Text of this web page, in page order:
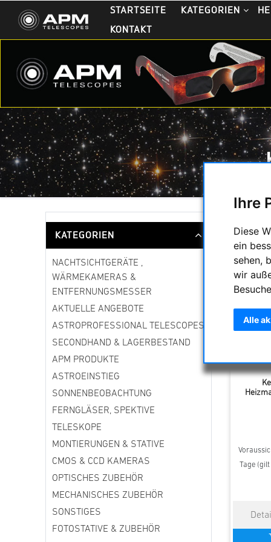
Ihre
Diese
ein
sehen,
wir
Alle
STARTSEITE KATEGORIEN
KONTAKT
KATEGORIEN
NACHTSICHTGERÄTE ,
WÄRMEKAMERAS &
ENTFERNUNGSMESSER
AKTUELLE ANGEBOTE
ASTROPROFESSIONAL TELESCOPES
SECONDHAND & LAGERBESTAND
APM PRODUKTE
ASTROEINSTIEG
SONNENBEOBACHTUNG
FERNGLÄSER, SPEKTIVE
TELESKOPE
MONTIERUNGEN & STATIVE
CMOS & CCD KAMERAS
OPTISCHES ZUBEHÖR
MECHANISCHES ZUBEHÖR
SONSTIGES
FOTOSTATIVE & ZUBEHÖR
Tage